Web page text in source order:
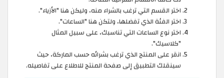
اختر القسم التي ترغب بالشراء منه، وليكن هنا "الأزياء".
اختر الفئة الذي تفضلها، ولتكن هنا "الساعات".
اختر نوع الساعات التي تناسبك، على سبيل المثال
"كلاسيك".
انقر على المنتج الذي ترغب بشرائه حسب الماركة، حيث
سينقلك التطبيق إلى صفحة المنتج للاطلاع على تفاصيله.